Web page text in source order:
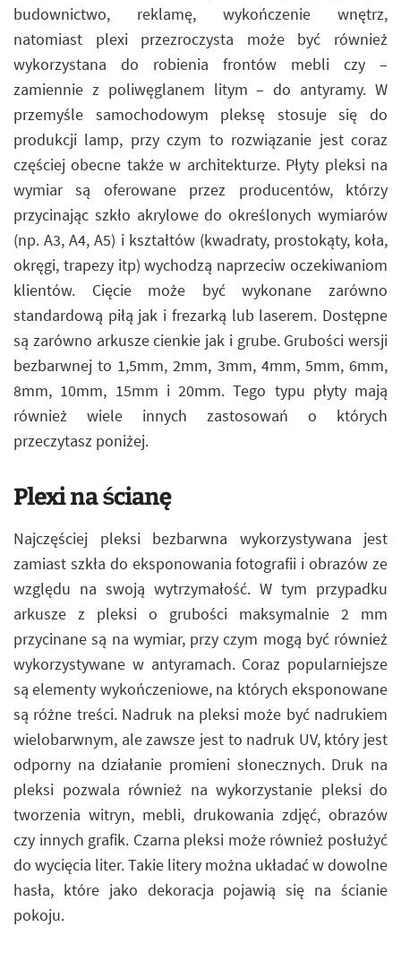
budownictwo, reklamę, wykończenie wnętrz,
natomiast plexi przezroczysta może być również
wykorzystana do robienia frontów mebli czy –
zamiennie z poliwęglanem litym – do antyramy. W
przemyśle samochodowym pleksę stosuje się do
produkcji lamp, przy czym to rozwiązanie jest coraz
częściej obecne także w architekturze. Płyty pleksi na
wymiar są oferowane przez producentów, którzy
przycinając szkło akrylowe do określonych wymiarów
(np. A3, A4, A5) i kształtów (kwadraty, prostokąty, koła,
okręgi, trapezy itp) wychodzą naprzeciw oczekiwaniom
klientów. Cięcie może być wykonane zarówno
standardową piłą jak i frezarką lub laserem. Dostępne
są zarówno arkusze cienkie jak i grube. Grubości wersji
bezbarwnej to 1,5mm, 2mm, 3mm, 4mm, 5mm, 6mm,
8mm, 10mm, 15mm i 20mm. Tego typu płyty mają
również wiele innych zastosowań o których
przeczytasz poniżej.
Plexi na ścianę
Najczęściej pleksi bezbarwna wykorzystywana jest
zamiast szkła do eksponowania fotografii i obrazów ze
względu na swoją wytrzymałość. W tym przypadku
arkusze z pleksi o grubości maksymalnie 2 mm
przycinane są na wymiar, przy czym mogą być również
wykorzystywane w antyramach. Coraz popularniejsze
są elementy wykończeniowe, na których eksponowane
są różne treści. Nadruk na pleksi może być nadrukiem
wielobarwnym, ale zawsze jest to nadruk UV, który jest
odporny na działanie promieni słonecznych. Druk na
pleksi pozwala również na wykorzystanie pleksi do
tworzenia witryn, mebli, drukowania zdjęć, obrazów
czy innych grafik. Czarna pleksi może również posłużyć
do wycięcia liter. Takie litery można układać w dowolne
hasła, które jako dekoracja pojawią się na ścianie
pokoju.